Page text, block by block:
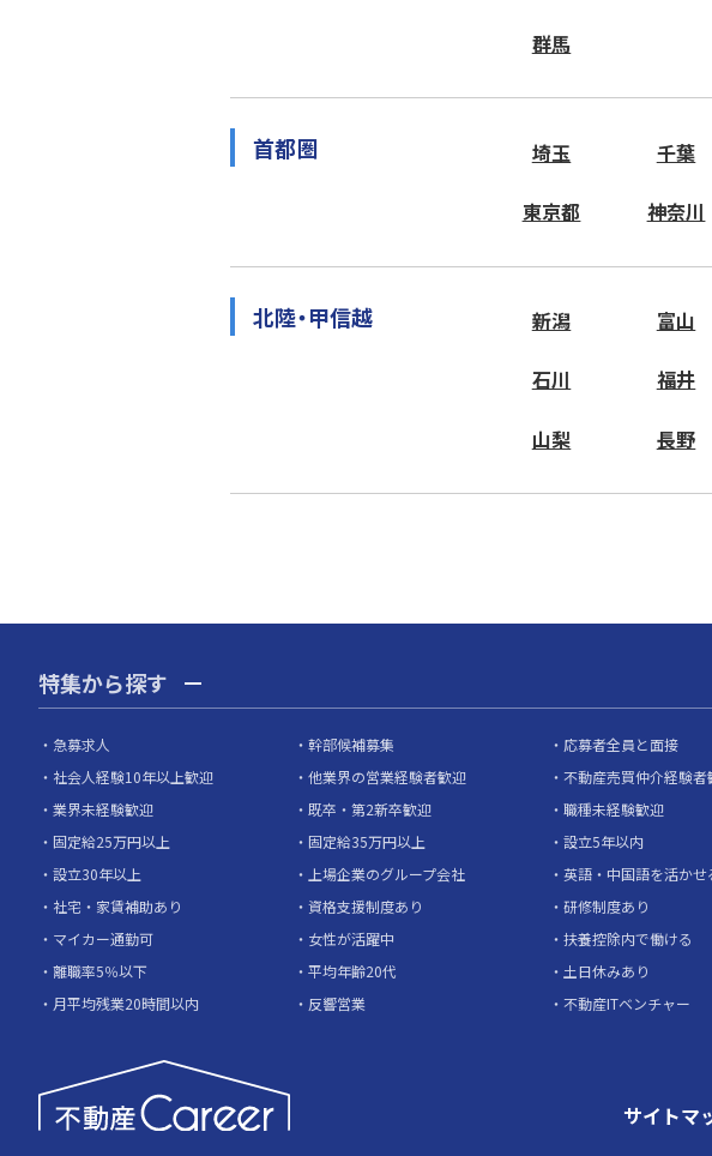
群馬
首都圏 埼玉 千葉
東京都 神奈川
北陸・甲信越 新潟 富山
石川 福井
山梨 長野
特集から探す
急募求人 幹部候補募集 応募者全員と面接
社会人経験10年以上歓迎
他業界の営業経験者歓迎 不動産売買仲介経験者
業界未経験歓迎
既卒・第2新卒歓迎 職種未経験歓迎
固定給25万円以上
固定給35万円以上 設立5年以内
設立30年以上
上場企業のグループ会社 英語・中国語を活かせ
社宅・家賃補助あり
資格支援制度あり 研修制度あり
マイカー通勤可
女性が活躍中 扶養控除内で働ける
離職率5％以下
平均年齢20代 土日休みあり
月平均残業20時間以内
反響営業 不動産ITベンチャー
サイトマ